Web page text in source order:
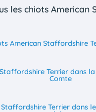
les chiots American
American Staffordshire
Terrier dans
Comte
Staffordshire Terrier dans